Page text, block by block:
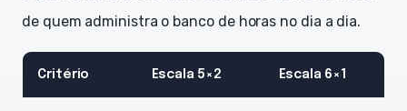
de quem administra o banco de horas no dia a dia.
Critério Escala 5×2 Escala 6×1